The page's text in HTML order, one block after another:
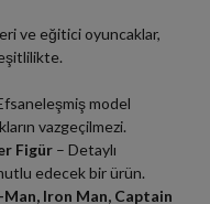
ve eğitici oyuncaklar,
model
vazgeçilmezi.
Figür – Detaylı
edecek bir ürün.
Iron Man, Captain